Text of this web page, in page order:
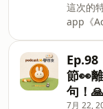
這次的
app《
說中的
🎆✨😎🔗
⁠https://
✂︎ - - 🥕 《無壓力學日文》專用
Ep.98
節👀
句！
7月 22,